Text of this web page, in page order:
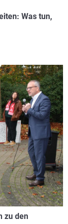
Was tun,
zu den